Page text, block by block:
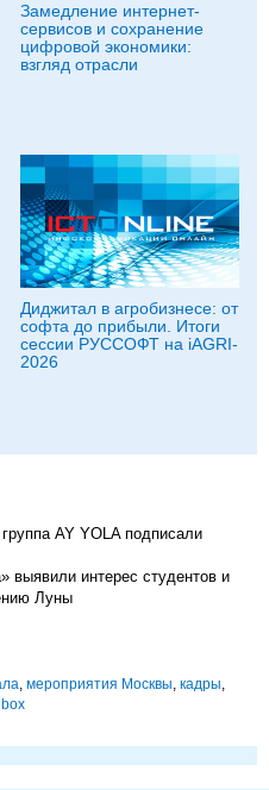
Замедление интернет-
сервисов и сохранение
цифровой экономики:
взгляд отрасли
Диджитал в агробизнесе: от
софта до прибыли. Итоги
сессии РУССОФТ на iAGRI-
2026
AY YOLA подписали
выявили интерес студентов и
Луны
, мероприятия Москвы, кадры,